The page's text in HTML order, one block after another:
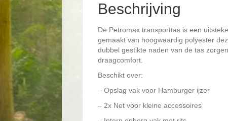
Beschrijving
De Petromax transporttas is een
gemaakt van hoogwaardig polyester
dubbel gestikte naden van de tas
draagcomfort.
Beschikt over:
– Opslag vak voor Hamburger ijzer
– 2x Net voor kleine accessoires